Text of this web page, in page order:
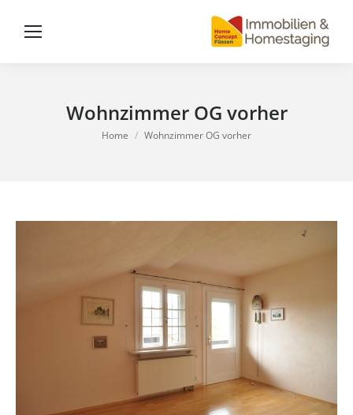
Wohnzimmer OG vorher
You are here:
Home Wohnzimmer OG vorher